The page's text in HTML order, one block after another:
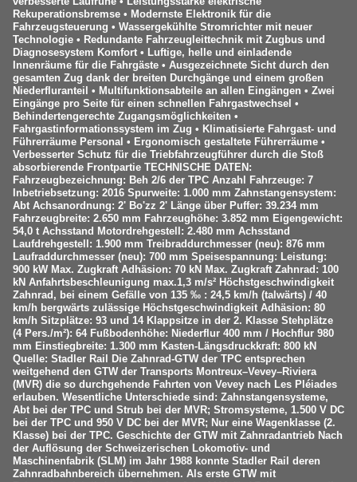
Rekuperationsbremse • Modernste Elektronik für die
Fahrzeugsteuerung • Wassergekühlte Stromrichter mit neuer
Technologie • Redundante Fahrzeugleittechnik mit Zugbus und
Diagnosesystem Komfort • Luftige, helle und einladende
Innenräume für die Fahrgäste • Ausgezeichnete Sicht durch den
gesamten Zug dank der breiten Durchgänge und einem großen
Niederfluranteil • Multifunktionsabteile an allen Eingängen • Zwei
Eingänge pro Seite für einen schnellen Fahrgastwechsel •
Behindertengerechte Zugangsmöglichkeiten •
Fahrgastinformationssystem im Zug • Klimatisierte Fahrgast- und
Führerräume Personal • Ergonomisch gestaltete Führerräume •
Verbesserter Schutz für die Triebfahrzeugführer durch die Stoß
absorbierende Frontpartie TECHNISCHE DATEN:
Fahrzeugbezeichnung: Beh 2/6 der TPC Anzahl Fahrzeuge: 7
Inbetriebsetzung: 2016 Spurweite: 1.000 mm Zahnstangensystem:
Abt Achsanordnung: 2' Bo'zz 2' Länge über Puffer: 39.234 mm
Fahrzeugbreite: 2.650 mm Fahrzeughöhe: 3.852 mm Eigengewicht:
54,0 t Achsstand Motordrehgestell: 2.480 mm Achsstand
Laufdrehgestell: 1.900 mm Treibraddurchmesser (neu): 876 mm
Laufraddurchmesser (neu): 700 mm Speisespannung: Leistung:
900 kW Max. Zugkraft Adhäsion: 70 kN Max. Zugkraft Zahnrad: 100
kN Anfahrtsbeschleunigung max.1,3 m/s² Höchstgeschwindigkeit
Zahnrad, bei einem Gefälle von 135 ‰ : 24,5 km/h (talwärts) / 40
km/h bergwärts zulässige Höchstgeschwindigkeit Adhäsion: 80
km/h Sitzplätze: 93 und 14 Klappsitze in der 2. Klasse Stehplätze
(4 Pers./m²): 64 Fußbodenhöhe: Niederflur 400 mm / Hochflur 980
mm Einstiegbreite: 1.300 mm Kasten-Längsdruckkraft: 800 kN
Quelle: Stadler Rail Die Zahnrad-GTW der TPC entsprechen
weitgehend den GTW der Transports Montreux–Vevey–Riviera
(MVR) die so durchgehende Fahrten von Vevey nach Les Pléiades
erlauben. Wesentliche Unterschiede sind: Zahnstangensysteme,
Abt bei der TPC und Strub bei der MVR; Stromsysteme, 1.500 V DC
bei der TPC und 950 V DC bei der MVR; Nur eine Wagenklasse (2.
Klasse) bei der TPC. Geschichte der GTW mit Zahnradantrieb Nach
der Auflösung der Schweizerischen Lokomotiv- und
Maschinenfabrik (SLM) im Jahr 1988 konnte Stadler Rail deren
Zahnradbahnbereich übernehmen. Als erste GTW mit